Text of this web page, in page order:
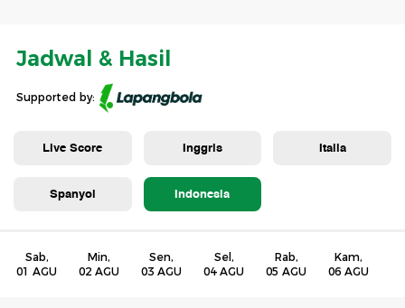
Jadwal & Hasil
Supported by:
Live Score Inggris Italia
Spanyol Indonesia
Sab,
01 AGU
Min,
02 AGU
Sen,
03 AGU
Sel,
04 AGU
Rab,
05 AGU
Kam,
06 AGU